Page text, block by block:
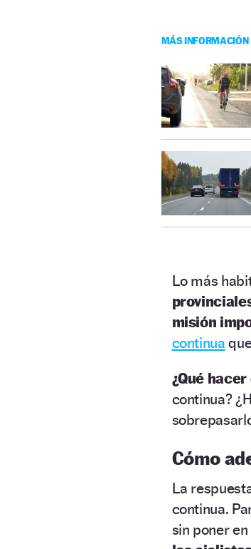
MÁS INFORMACIÓN
Lo más
misión
continua
¿Qué
continua?
Cómo
La
continua.
sin poner